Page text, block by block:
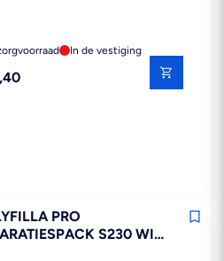
In de vestiging
PRO
S230 WIT